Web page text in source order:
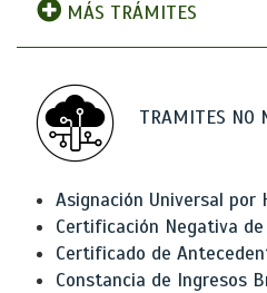
MÁS TRÁMITES
TRAMITES NO
Asignación Universal por
Certificación Negativa de
Certificado de
Constancia de Ingresos